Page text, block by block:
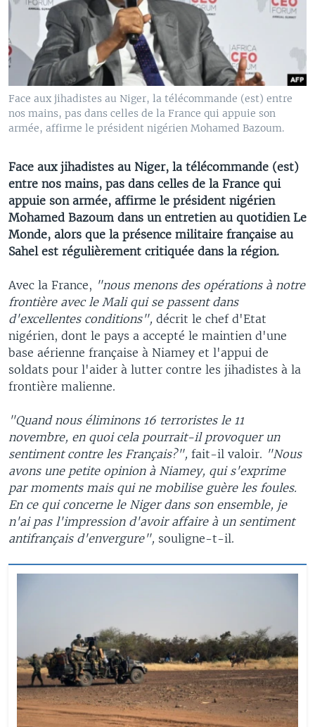
Face aux jihadistes au Niger, la télécommande (est) entre
nos mains, pas dans celles de la France qui appuie son
armée, affirme le président nigérien Mohamed Bazoum.
Face aux jihadistes au Niger, la télécommande (est)
entre nos mains, pas dans celles de la France qui
appuie son armée, affirme le président nigérien
Mohamed Bazoum dans un entretien au quotidien Le
Monde, alors que la présence militaire française au
Sahel est régulièrement critiquée dans la région.
Avec la France, "nous menons des opérations à notre
frontière avec le Mali qui se passent dans
d'excellentes conditions", décrit le chef d'Etat
nigérien, dont le pays a accepté le maintien d'une
base aérienne française à Niamey et l'appui de
soldats pour l'aider à lutter contre les jihadistes à la
frontière malienne.
"Quand nous éliminons 16 terroristes le 11
novembre, en quoi cela pourrait-il provoquer un
sentiment contre les Français?", fait-il valoir. "Nous
avons une petite opinion à Niamey, qui s'exprime
par moments mais qui ne mobilise guère les foules.
En ce qui concerne le Niger dans son ensemble, je
n'ai pas l'impression d'avoir affaire à un sentiment
antifrançais d'envergure", souligne-t-il.